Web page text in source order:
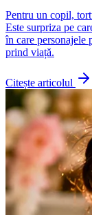
Pentru un copil,
Este surpriza pe
în care personajele
prind viață.
Citește articolul